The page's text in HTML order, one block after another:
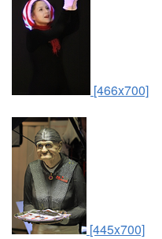
[466x700]
[445x700]